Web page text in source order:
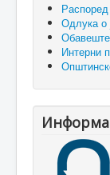
Одлука о
Интерни